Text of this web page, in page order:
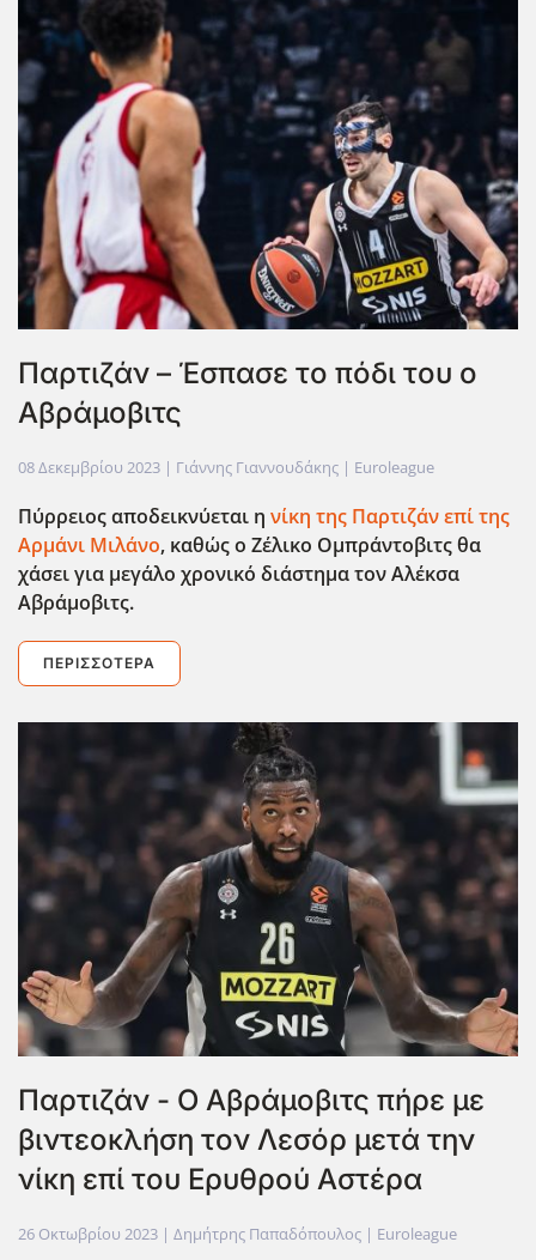
Παρτιζάν – Έσπασε το πόδι του ο
Αβράμοβιτς
08 Δεκεμβρίου 2023 | Γιάννης Γιαννουδάκης | Euroleague
Πύρρειος αποδεικνύεται η νίκη της Παρτιζάν επί της
Αρμάνι Μιλάνο, καθώς ο Ζέλικο Ομπράντοβιτς θα
χάσει για μεγάλο χρονικό διάστημα τον Αλέκσα
Αβράμοβιτς.
ΠΕΡΙΣΣΌΤΕΡΑ
Παρτιζάν - Ο Αβράμοβιτς πήρε με
βιντεοκλήση τον Λεσόρ μετά την
νίκη επί του Ερυθρού Αστέρα
26 Οκτωβρίου 2023 | Δημήτρης Παπαδόπουλος | Euroleague